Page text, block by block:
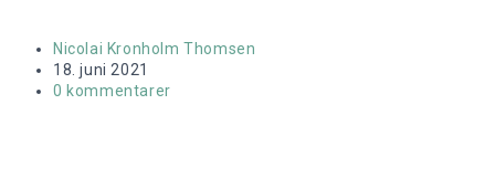
Post
author:
Nicolai Kronholm Thomsen
Post
published:
18. juni 2021
Post
0 kommentarer